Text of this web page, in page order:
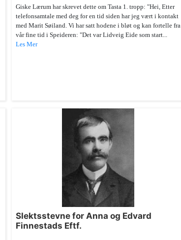
Giske Lærum har skrevet dette om Tasta 1. tropp: "Hei, Etter
telefonsamtale med deg for en tid siden har jeg vært i kontakt
med Marit Søiland. Vi har satt hodene i bløt og kan fortelle fra
vår fine tid i Speideren: "Det var Lidveig Eide som start...
Les Mer
Slektsstevne for Anna og Edvard
Finnestads Eftf.